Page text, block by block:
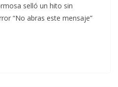
selló un hito sin
“No abras este mensaje”